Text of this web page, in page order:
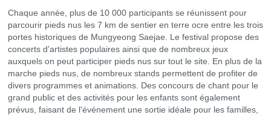
Chaque année, plus de 10 000 participants se réunissent pour
parcourir pieds nus les 7 km de sentier en terre ocre entre les trois
portes historiques de Mungyeong Saejae. Le festival propose des
concerts d'artistes populaires ainsi que de nombreux jeux
auxquels on peut participer pieds nus sur tout le site. En plus de la
marche pieds nus, de nombreux stands permettent de profiter de
divers programmes et animations. Des concours de chant pour le
grand public et des activités pour les enfants sont également
prévus, faisant de l'événement une sortie idéale pour les familles,